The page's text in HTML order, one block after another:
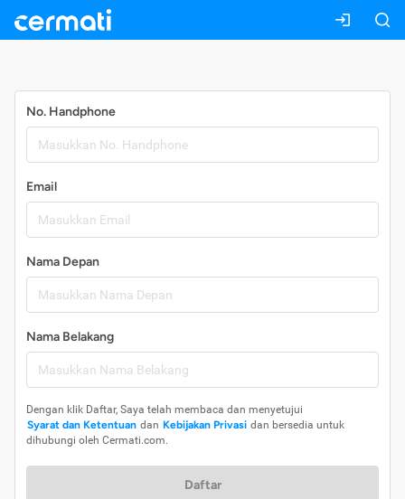
No. Handphone
Email
Nama Depan
Nama Belakang
Dengan klik Daftar, Saya telah membaca dan menyetujui
Syarat dan Ketentuan dan Kebijakan Privasi dan bersedia untuk
dihubungi oleh Cermati.com.
Daftar